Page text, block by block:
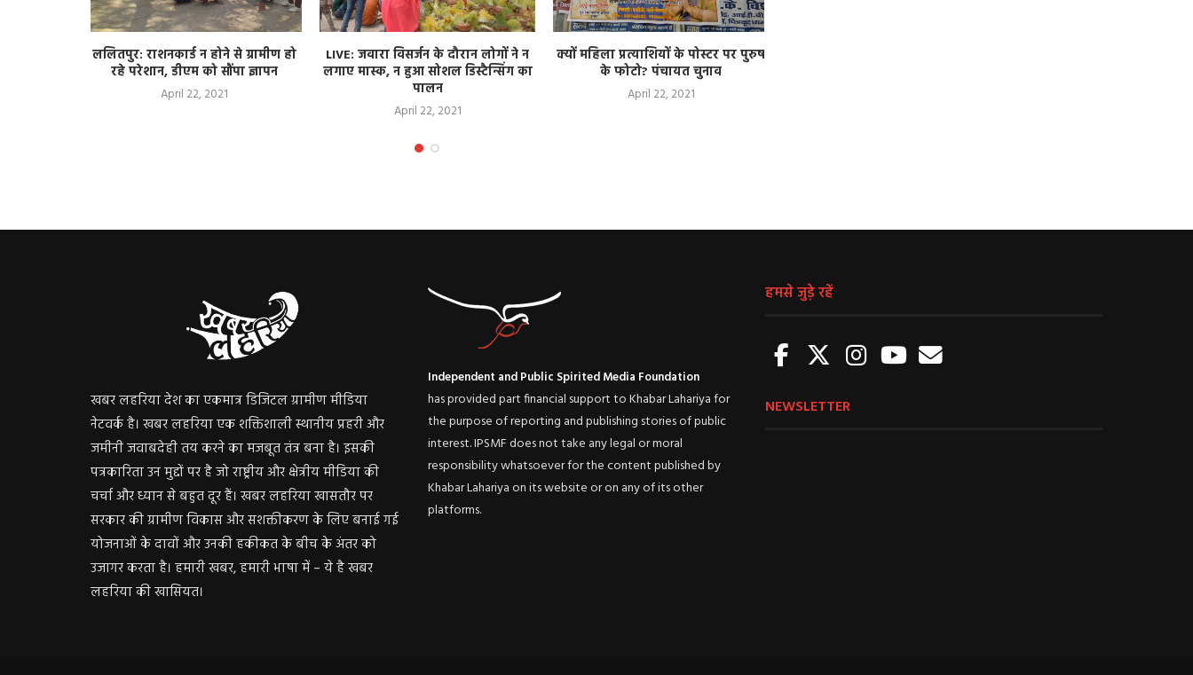
ललितपुर: राशनकार्ड न होने से ग्रामीण हो
रहे परेशान, डीएम को सौंपा ज्ञापन
April 22, 2021
LIVE: जवारा विसर्जन के दौरान लोगों ने न
लगाए मास्क, न हुआ सोशल डिस्टैन्सिंग का
पालन
April 22, 2021
क्यों महिला प्रत्याशियों के पोस्टर पर पुरुष
के फोटो? पंचायत चुनाव
April 22, 2021
खबर लहरिया देश का एकमात्र डिजिटल ग्रामीण मीडिया
नेटवर्क है। खबर लहरिया एक शक्तिशाली स्थानीय प्रहरी और
जमीनी जवाबदेही तय करने का मजबूत तंत्र बना है। इसकी
पत्रकारिता उन मुद्दों पर है जो राष्ट्रीय और क्षेत्रीय मीडिया की
चर्चा और ध्यान से बहुत दूर हैं। खबर लहरिया खासतौर पर
सरकार की ग्रामीण विकास और सशक्तीकरण के लिए बनाई गई
योजनाओं के दावों और उनकी हकीकत के बीच के अंतर को
उजागर करता है। हमारी खबर, हमारी भाषा में – ये है खबर
लहरिया की खासियत।
Independent and Public Spirited Media Foundation
has provided part financial support to Khabar Lahariya for
the purpose of reporting and publishing stories of public
interest. IPSMF does not take any legal or moral
responsibility whatsoever for the content published by
Khabar Lahariya on its website or on any of its other
platforms.
हमसे जुड़े रहें
NEWSLETTER